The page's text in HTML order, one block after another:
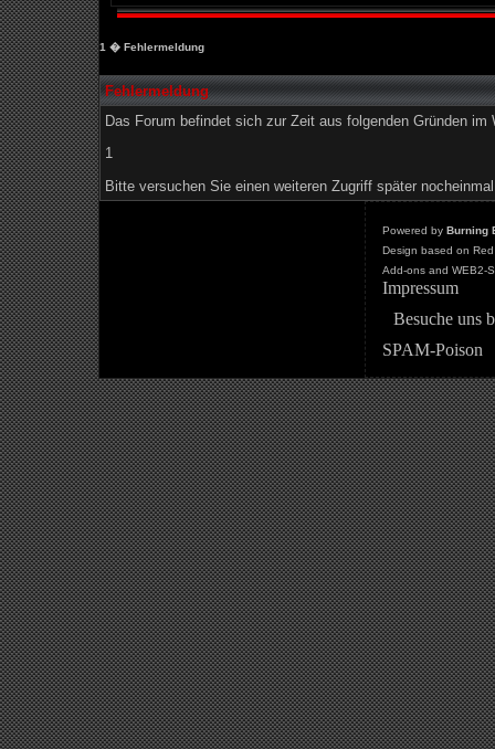
1 � Fehlermeldung
Fehlermeldung
Das Forum befindet sich zur Zeit aus folgenden Gründen im
1
Bitte versuchen Sie einen weiteren Zugriff später
Powered by Burning
Design based on
Add-ons and WEB2-
Impressum
Besuche uns
SPAM-Poison